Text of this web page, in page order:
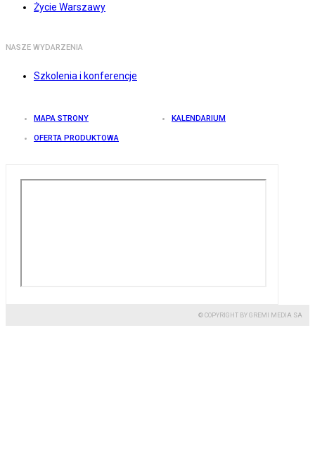
Życie Warszawy
NASZE WYDARZENIA
Szkolenia i konferencje
MAPA STRONY KALENDARIUM
OFERTA PRODUKTOWA
© COPYRIGHT BY GREMI MEDIA SA